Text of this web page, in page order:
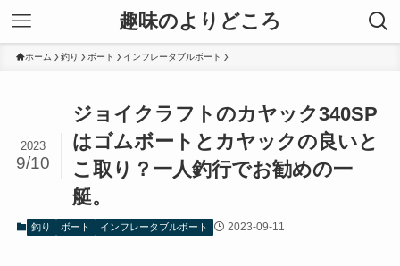
趣味のよりどころ
ホーム 釣り ボート インフレータブルボート
ジョイクラフトのカヤック340SP
はゴムボートとカヤックの良いと
こ取り？一人釣行でお勧めの一
艇。
2023
9/10
釣り ボート インフレータブルボート 2023-09-11